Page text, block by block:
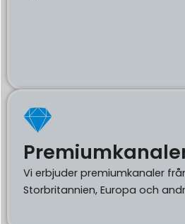
Vi erbjuder premiumkanaler
Storbritannien, Europa och